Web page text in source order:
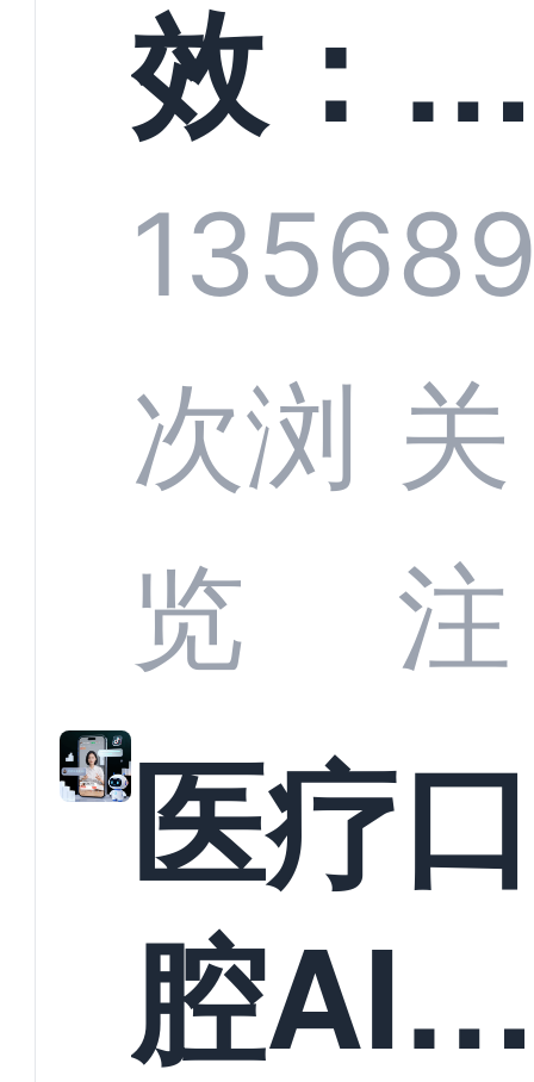
技何以
定义行
业标
准？
效：螳
螂科技
CRM
何助力
教育机
构实现
1356
次浏
览
关
注
医疗口
腔AI